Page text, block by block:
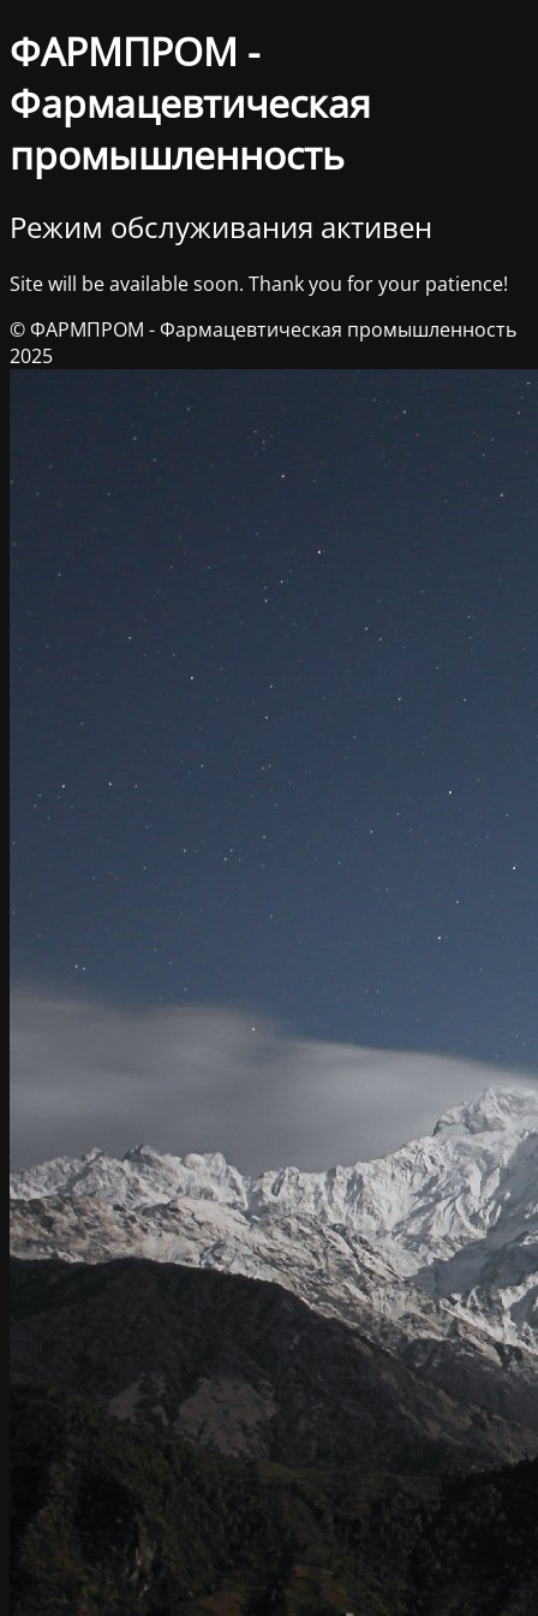
ФАРМПРОМ -
Фармацевтическая
промышленность
Режим обслуживания активен
Site will be available soon. Thank you for your patience!
© ФАРМПРОМ - Фармацевтическая промышленность
2025